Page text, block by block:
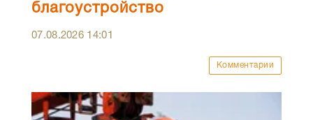
благоустройство
07.08.2026 14:01
Комментарии